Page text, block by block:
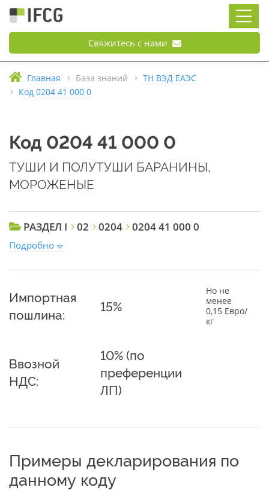
Свяжитесь с нами
Главная База знаний
ТН ВЭД ЕАЭС
Код 0204 41 000 0
Код 0204 41 000 0
ТУШИ И ПОЛУТУШИ БАРАНИНЫ,
МОРОЖЕНЫЕ
РАЗДЕЛ I 02 0204 0204 41 000 0
Подробно
Импортная
пошлина:
15%
Но не
менее
0,15 Евро/
кг
Ввозной
НДС:
10% (по
преференции
ЛП)
Примеры декларирования по
данному коду